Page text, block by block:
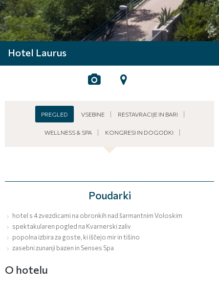
Hotel Laurus
PREGLED VSEBINE RESTAVRACIJE IN BARI
WELLNESS & SPA KONGRESI IN DOGODKI
Poudarki
hotel s 4 zvezdicami na obronkih nad šarmantnim Voloskim
spektakularen pogled na Kvarnerski zaliv
popolna izbira za goste, ki iščejo mir in tišino
zasebni zunanji bazen in Senses Spa
O hotelu